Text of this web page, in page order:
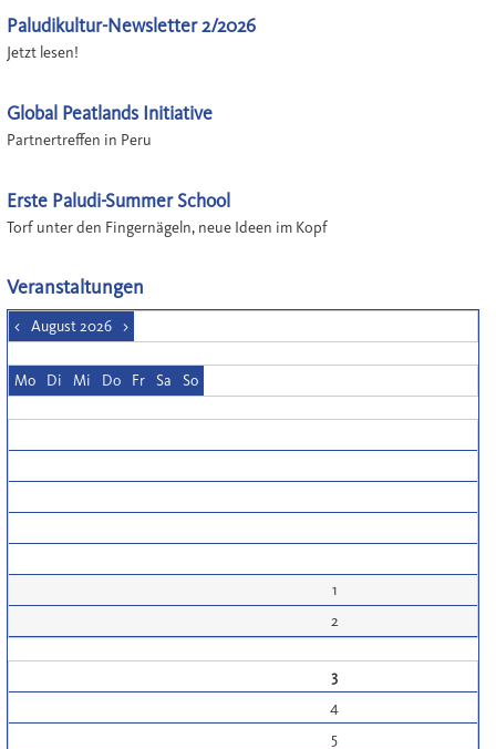
Paludikultur-Newsletter 2/2026
Jetzt lesen!
Global Peatlands Initiative
Partnertreffen in Peru
Erste Paludi-Summer School
Torf unter den Fingernägeln, neue Ideen im Kopf
Veranstaltungen
< August 2026 >
Mo Di Mi Do Fr Sa So
1
2
3
4
5